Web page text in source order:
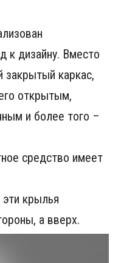
к дизайну. Вместо
закрытый каркас,
открытым,
и более того –
средство имеет
крылья
а вверх.